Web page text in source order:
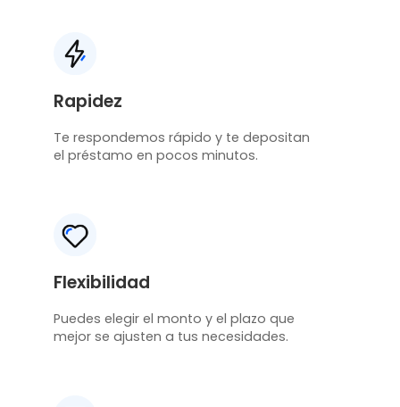
Rapidez
Te respondemos rápido y te depositan
el préstamo en pocos minutos.
Flexibilidad
Puedes elegir el monto y el plazo que
mejor se ajusten a tus necesidades.